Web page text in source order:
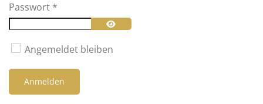
Passwort *
Passwort anzeigen
Angemeldet bleiben
Anmelden